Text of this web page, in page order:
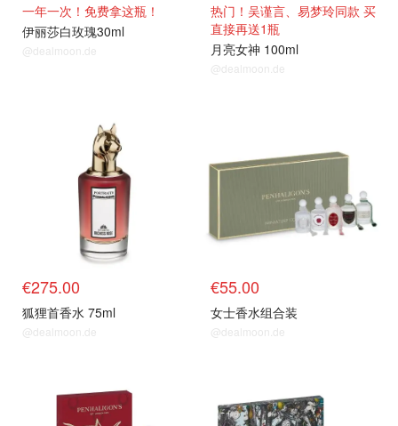
一年一次！免费拿这瓶！
伊丽莎白玫瑰30ml
@dealmoon.de
热门！吴谨言、易梦玲同款 买
直接再送1瓶
月亮女神 100ml
@dealmoon.de
€275.00
狐狸首香水 75ml
@dealmoon.de
€55.00
女士香水组合装
@dealmoon.de